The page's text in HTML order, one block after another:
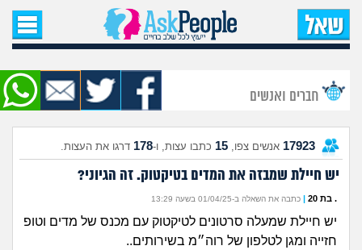
עמוד הבית
שאל שאלה
שאלות חדשות
שאלות שעוררו עניין
עצות חדשות
מה קורה כאן?
חברים ואנשים
17923 אנשים צפו, 15 כתבו עצות, ו-178 דרגו את העצות.
יש חיילת שמבזה את המדים בטיקטוק. זה הגיוני?
. בת 20 | כתבה את השאלה ב-01/04/25 בשעה 13:29
יש חיילת שמעלה סרטונים לטיקטוק עם מכנס של מדים וטופ
חזייה ומגן לטלפון של רוה״מ בשירותים..